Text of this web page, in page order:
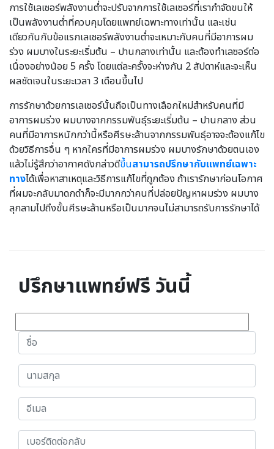
การใช้เลเซอร์พลังงานต่ำจะปรับจากการใช้เลเซอร์ที่เรากำจัดขนให้
เป็นพลังงานต่ำที่ควบคุมโดยแพทย์เฉพาะทางเท่านั้น และเช่น
เดียวกันกับข้อแรกเลเซอร์พลังงานต่ำจะเหมาะกับคนที่มีอาการผม
ร่วง ผมบางในระยะเริ่มต้น – ปานกลางเท่านั้น และต้องทำเลซอร์ต่อ
เนื่องอย่างน้อย 5 ครั้ง โดยแต่ละครั้งจะห่างกัน 2 สัปดาห์และจะเห็น
ผลชัดเจนในระยะเวลา 3 เดือนขึ้นไป
การรักษาด้วยการเลเซอร์นั้นถือเป็นทางเลือกใหม่สำหรับคนที่มี
อาการผมร่วง ผมบางจากกรรมพันธุ์ระยะเริ่มต้น – ปานกลาง ส่วน
คนที่มีอาการหนักกว่านี้หรือศีรษะล้านจากกรรมพันธุ์อาจจะต้องแก้ไข
ด้วยวิธีการอื่น ๆ หากใครที่มีอาการผมร่วง ผมบางรักษาด้วยตนเอง
แล้วไม่รู้สึกว่าอากาศดังกล่าวดีขึ้นสามารถปรึกษากับแพทย์เฉพาะ
ทางได้เพื่อหาสาเหตุและวิธีการแก้ไขที่ถูกต้อง ถ้าเรารักษาก่อนโอกาศ
ที่ผมจะกลับมาดกดำก็จะมีมากกว่าคนที่ปล่อยปัญหาผมร่วง ผมบาง
ลุกลามไปถึงขั้นศีรษะล้านหรือเป็นมากจนไม่สามารถรับการรักษาได้
ปรึกษาแพทย์ฟรี วันนี้